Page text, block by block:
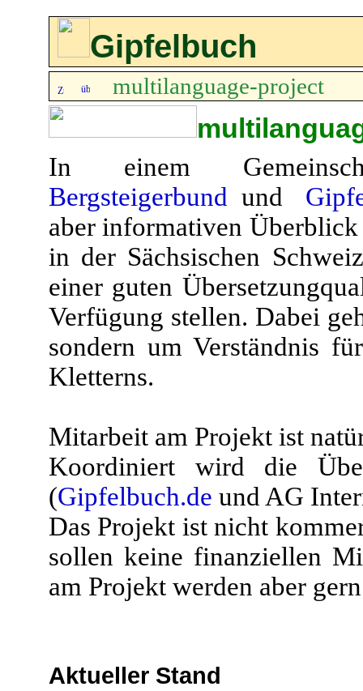
Gipfelbuch
multilanguage-project
In einem
Bergsteigerbund und
aber informativen Überblick
in der Sächsischen
einer guten
Verfügung stellen. Dabei
sondern um Verständnis
Kletterns.
Mitarbeit am Projekt ist
Koordiniert wird die
(Gipfelbuch.de und AG
Das Projekt ist nicht
sollen keine finanziellen
am Projekt werden aber
Aktueller Stand